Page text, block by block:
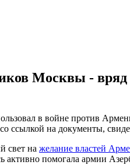
Москвы -
в войне против
со ссылкой на документы,
свет на желание властей
активно помогала армии